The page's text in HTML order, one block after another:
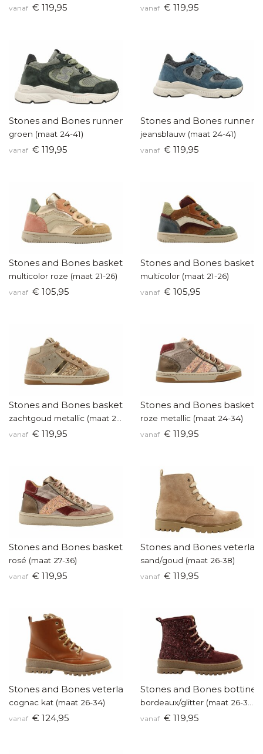
vanaf € 119,95 vanaf € 119,95
Stones and Bones runners
groen (maat 24-41)
vanaf € 119,95
Stones and Bones runners
jeansblauw (maat 24-41)
vanaf € 119,95
Stones and Bones baskettertje
multicolor roze (maat 21-26)
vanaf € 105,95
Stones and Bones
multicolor (maat 21-26)
vanaf € 105,95
Stones and Bones basketters
vanaf € 119,95
Stones and Bones
roze metallic (maat 24-34)
vanaf € 119,95
Stones and Bones basketters
rosé (maat 27-36)
vanaf € 119,95
Stones and Bones
sand/goud (maat 26-38)
vanaf € 119,95
Stones and Bones veterlaarsje
cognac kat (maat 26-34)
vanaf € 124,95
Stones and Bones bottine
vanaf € 119,95